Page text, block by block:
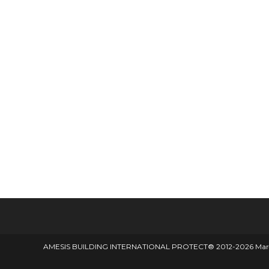
AMESIS BUILDING INTERNATIONAL PROTECT® 2012-2026